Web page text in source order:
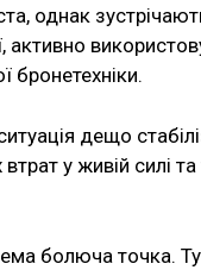
однак
активно
бронетехніки.
дещо
у живій силі
болюча точка.